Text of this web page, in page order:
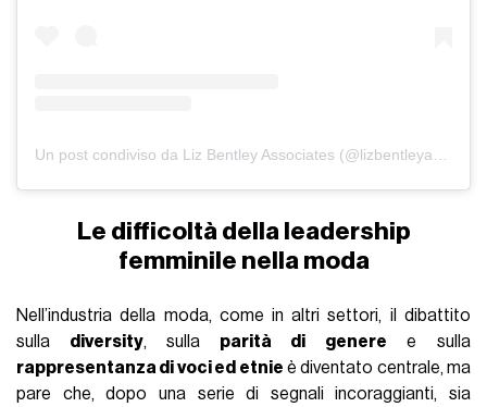
Le difficoltà della leadership
femminile nella moda
Nell’industria della moda, come in altri settori, il dibattito
sulla diversity, sulla parità di genere e sulla
rappresentanza di voci ed etnie è diventato centrale, ma
pare che, dopo una serie di segnali incoraggianti, sia